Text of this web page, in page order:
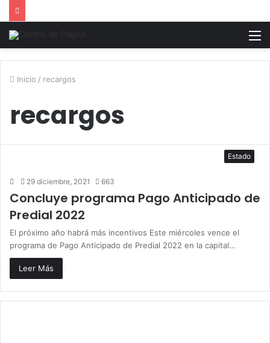
Inicio / recargos
recargos
Estado
29 diciembre, 2021 663
Concluye programa Pago Anticipado de
Predial 2022
El próximo año habrá más incentivos Este miércoles vence el
programa de Pago Anticipado de Predial 2022 en la capital…
Leer Más